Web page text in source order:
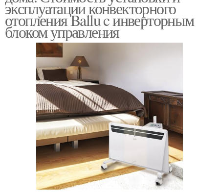
эксплуатации конвекторного
отопления Ballu c инверторным
блоком управления